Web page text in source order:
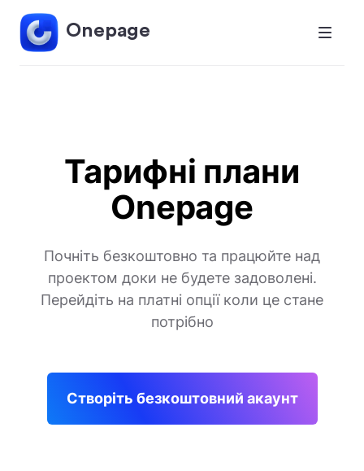
Onepage
Тарифні плани
Onepage
Почніть безкоштовно та працюйте над
проектом доки не будете задоволені.
Перейдіть на платні опції коли це стане
потрібно
Створіть безкоштовний акаунт